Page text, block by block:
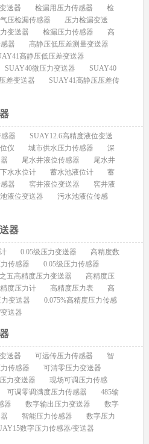
送器 检漏用压力传感器
检
气压检漏传感器
压力检漏变送
变送器 检漏压力传感器
高
器
高静压低压差测量变送器
高静压低压差变送器
SUAY40微压力变送器
SUAY40
差变送器
SUAY41高静压压差传
器
SUAY12.6高精度液位变送
仪 城市供水压力传感器
深
尾水井液位传感器
尾水井
水水位计 蓄水池液位计
蓄
器 窖井液位变送器
窖井液
液位变送器
污水池液位传感
器
0.05级压力变送器
高精度数
传感器
0.05级压力传感器
五高精度压力变送器
高精度压
度压力计 高精度压力表
高
变送器
0.075%高精度压力传感
送器
送器 可远传压力传感器
智
传感器
可清零压力变送器
力变送器
现场可调压力传感
可调零调满度压力传感器
485输
器 数字输出压力变送器
数字
智能压力传感器
数字压力
数字压力传感器/变送器